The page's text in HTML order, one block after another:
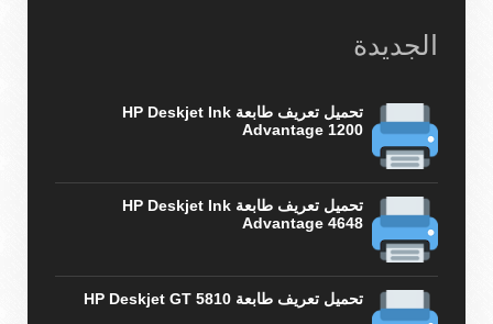
الجديدة
تحميل تعريف طابعة HP Deskjet Ink
Advantage 1200
تحميل تعريف طابعة HP Deskjet Ink
Advantage 4648
تحميل تعريف طابعة HP Deskjet GT 5810